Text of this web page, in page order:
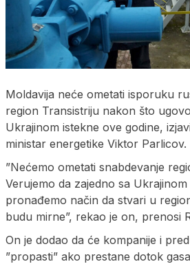
Moldavija neće ometati isporuku
region Transistriju nakon što
Ukrajinom istekne ove godine,
ministar energetike Viktor Parlicov.
”Nećemo ometati snabdevanje
Verujemo da zajedno sa
pronađemo način da stvari u
budu mirne”, rekao je on, prenosi
On je dodao da će kompanije i
”propasti” ako prestane dotok